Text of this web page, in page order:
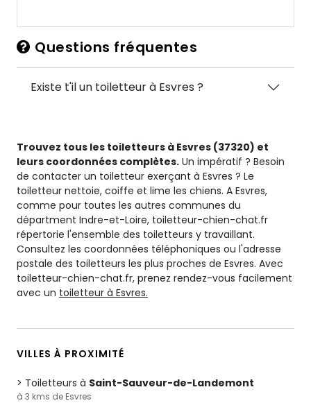
Questions fréquentes
Existe t'il un toiletteur à Esvres ?
Trouvez tous les toiletteurs à Esvres (37320) et
leurs coordonnées complètes. Un impératif ? Besoin
de contacter un toiletteur exerçant à Esvres ? Le
toiletteur nettoie, coiffe et lime les chiens. A Esvres,
comme pour toutes les autres communes du
départment Indre-et-Loire, toiletteur-chien-chat.fr
répertorie l'ensemble des toiletteurs y travaillant.
Consultez les coordonnées téléphoniques ou l'adresse
postale des toiletteurs les plus proches de Esvres. Avec
toiletteur-chien-chat.fr, prenez rendez-vous facilement
avec un toiletteur à Esvres.
VILLES À PROXIMITÉ
Toiletteurs à Saint-Sauveur-de-Landemont
à 3 kms de Esvres